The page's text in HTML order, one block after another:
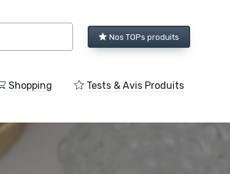
Nos TOPs produits
Shopping Tests & Avis Produits